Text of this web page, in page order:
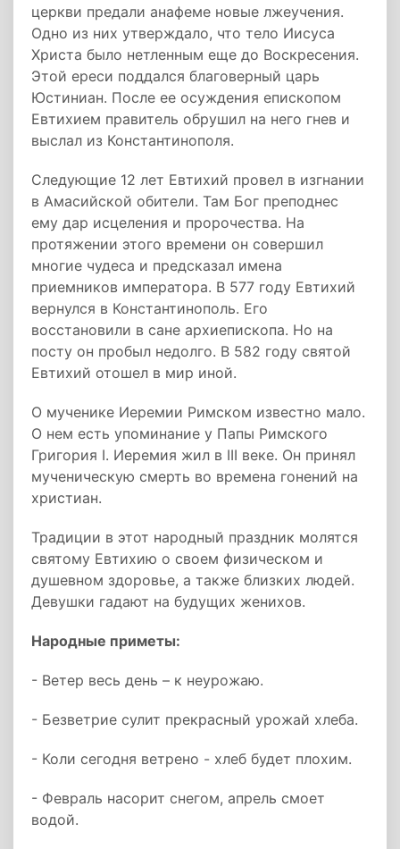
церкви предали анафеме новые лжеучения.
Одно из них утверждало, что тело Иисуса
Христа было нетленным еще до Воскресения.
Этой ереси поддался благоверный царь
Юстиниан. После ее осуждения епископом
Евтихием правитель обрушил на него гнев и
выслал из Константинополя.
Следующие 12 лет Евтихий провел в изгнании
в Амасийской обители. Там Бог преподнес
ему дар исцеления и пророчества. На
протяжении этого времени он совершил
многие чудеса и предсказал имена
приемников императора. В 577 году Евтихий
вернулся в Константинополь. Его
восстановили в сане архиепископа. Но на
посту он пробыл недолго. В 582 году святой
Евтихий отошел в мир иной.
О мученике Иеремии Римском известно мало.
О нем есть упоминание у Папы Римского
Григория I. Иеремия жил в III веке. Он принял
мученическую смерть во времена гонений на
христиан.
Традиции в этот народный праздник молятся
святому Евтихию о своем физическом и
душевном здоровье, а также близких людей.
Девушки гадают на будущих женихов.
Народные приметы:
- Ветер весь день – к неурожаю.
- Безветрие сулит прекрасный урожай хлеба.
- Коли сегодня ветрено - хлеб будет плохим.
- Февраль насорит снегом, апрель смоет
водой.